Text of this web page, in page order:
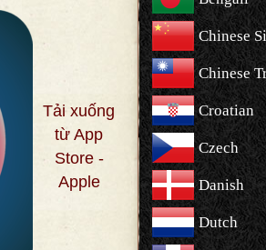
Tải xuống
từ App
Store -
Apple
Chinese
Chinese
Croatian
Czech
Danish
Dutch